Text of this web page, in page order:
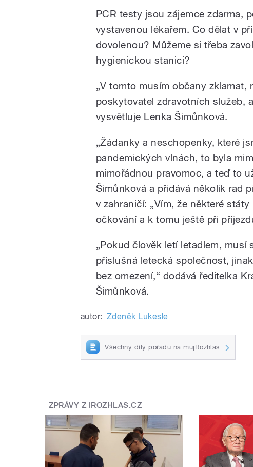
PCR testy jsou zájemce zdarma,
vystavenou lékařem. Co dělat v
dovolenou? Můžeme si třeba
hygienickou stanici?
„V tomto musím občany zklamat,
poskytovatel zdravotních služeb,
vysvětluje Lenka Šimůnková.
„Žádanky a neschopenky, které
pandemických vlnách, to byla
mimořádnou pravomoc, a teď to
Šimůnková a přidává několik rad
v zahraničí: „Vím, že některé
očkování a k tomu ještě při
„Pokud člověk letí letadlem, musí
příslušná letecká společnost,
bez omezení,“ dodává ředitelka
Šimůnková.
autor: Zdeněk Lukesle
Všechny díly pořadu na mujRozhlas
ZPRÁVY Z IROZHLAS.CZ